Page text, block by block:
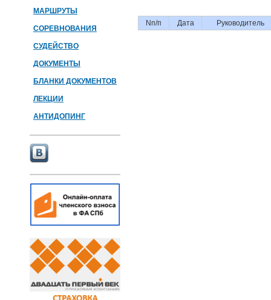
МАРШРУТЫ
СОРЕВНОВАНИЯ
СУДЕЙСТВО
ДОКУМЕНТЫ
БЛАНКИ ДОКУМЕНТОВ
ЛЕКЦИИ
АНТИДОПИНГ
Nп/п Дата Руководитель